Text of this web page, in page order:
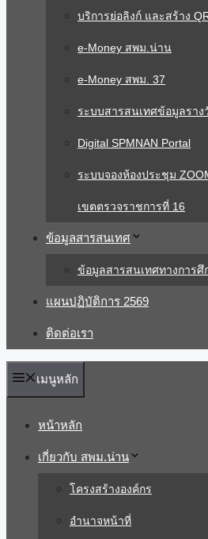
บริการย่อลิงก์ และสร้าง
e-Money สพม.น่าน
e-Money สพม. 37
ระบบสารสนเทศข้อมูลราง
Digital SPMNAN Portal
ระบบจองห้องประชุม
เขตตรวจราชการที่ 16
ข้อมูลสารสนเทศ
ข้อมูลสารสนเทศทางการ
แผนปฏิบัติการ 2569
ติดต่อเรา
เมนูหลัก
หน้าหลัก
เกี่ยวกับ สพม.น่าน
โครงสร้างองค์กร
อำนาจหน้าที่